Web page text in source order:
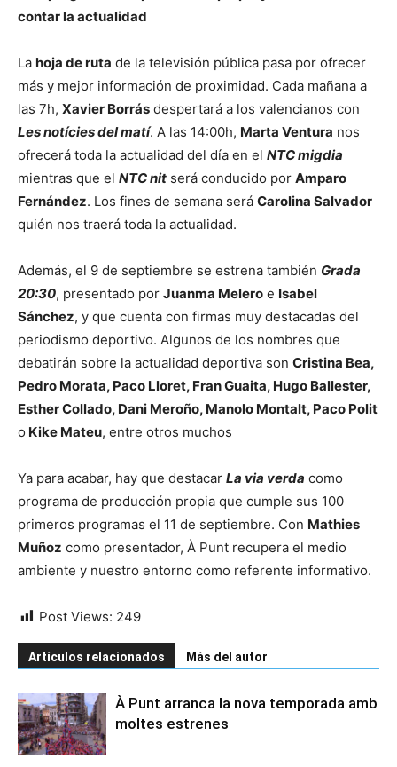
contar la actualidad
La hoja de ruta de la televisión pública pasa por ofrecer
más y mejor información de proximidad. Cada mañana a
las 7h, Xavier Borrás despertará a los valencianos con
Les notícies del matí. A las 14:00h, Marta Ventura nos
ofrecerá toda la actualidad del día en el NTC migdia
mientras que el NTC nit será conducido por Amparo
Fernández. Los fines de semana será Carolina Salvador
quién nos traerá toda la actualidad.
Además, el 9 de septiembre se estrena también Grada
20:30, presentado por Juanma Melero e Isabel
Sánchez, y que cuenta con firmas muy destacadas del
periodismo deportivo. Algunos de los nombres que
debatirán sobre la actualidad deportiva son Cristina Bea,
Pedro Morata, Paco Lloret, Fran Guaita, Hugo Ballester,
Esther Collado, Dani Meroño, Manolo Montalt, Paco Polit
o Kike Mateu, entre otros muchos
Ya para acabar, hay que destacar La via verda como
programa de producción propia que cumple sus 100
primeros programas el 11 de septiembre. Con Mathies
Muñoz como presentador, À Punt recupera el medio
ambiente y nuestro entorno como referente informativo.
Post Views: 249
Artículos relacionados Más del autor
À Punt arranca la nova temporada amb
moltes estrenes